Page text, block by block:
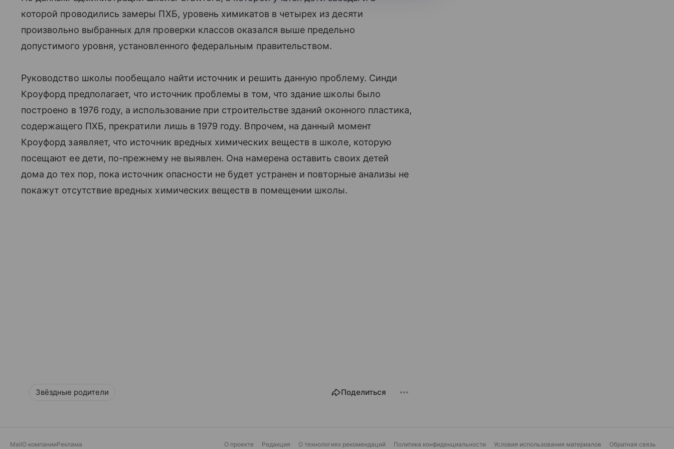
которой проводились замеры ПХБ, уровень химикатов в четырех из десяти
произвольно выбранных для проверки классов оказался выше предельно
допустимого уровня, установленного федеральным правительством.
Руководство школы пообещало найти источник и решить данную проблему. Синди
Кроуфорд предполагает, что источник проблемы в том, что здание школы было
построено в 1976 году, а использование при строительстве зданий оконного пластика,
содержащего ПХБ, прекратили лишь в 1979 году. Впрочем, на данный момент
Кроуфорд заявляет, что источник вредных химических веществ в школе, которую
посещают ее дети, по-прежнему не выявлен. Она намерена оставить своих детей
дома до тех пор, пока источник опасности не будет устранен и повторные анализы не
покажут отсутствие вредных химических веществ в помещении школы.
Звёздные родители Поделиться
MailО компанииРеклама О проекте Редакция О технологиях рекомендаций Политика конфиденциальности Условия использования материалов Обратная связь